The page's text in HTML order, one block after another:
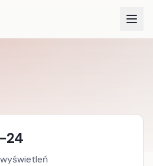
24
wyświetleń